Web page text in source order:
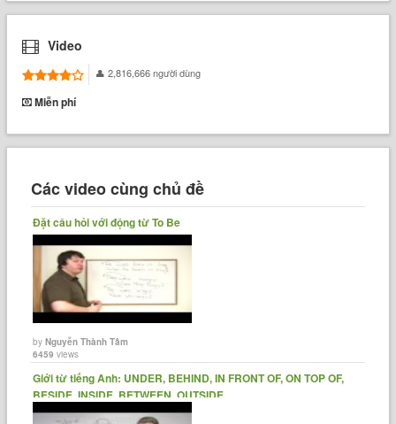
Video
2,816,666 người dùng
Miễn phí
Các video cùng chủ đề
Đặt câu hỏi với động từ To Be
byNguyễn Thành Tâm
6459 views
Giới từ tiếng Anh: UNDER, BEHIND, IN FRONT OF, ON TOP OF,
BESIDE, INSIDE, BETWEEN, OUTSIDE